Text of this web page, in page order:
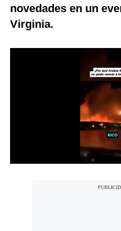
Club del Suscriptor
Mix
novedades en un
Virginia.